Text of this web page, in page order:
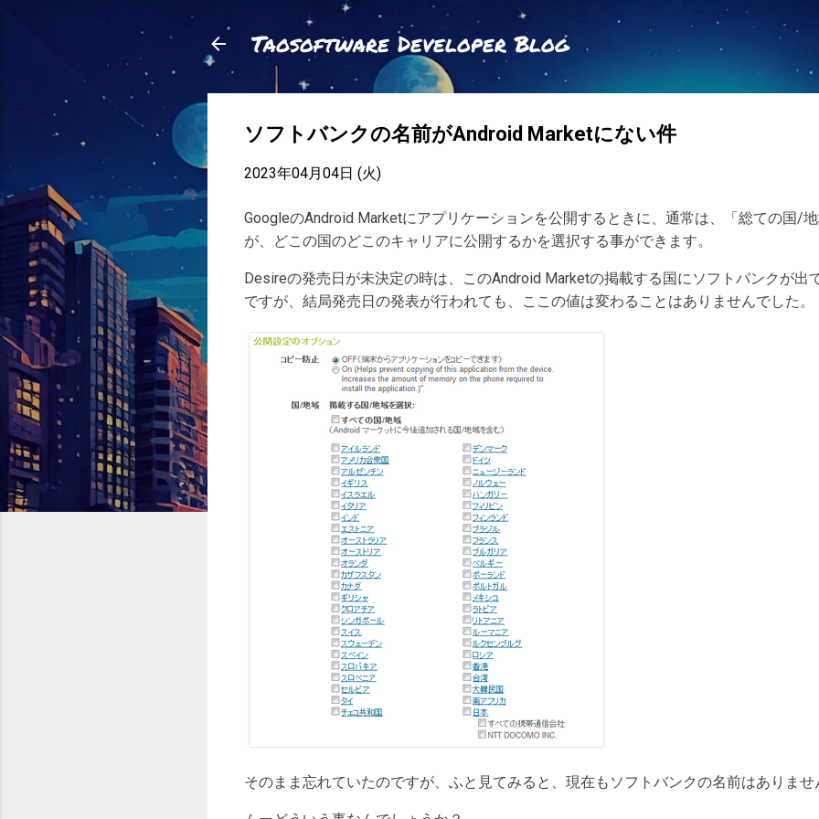
スキップしてメイン コンテンツに移動
Taosoftware Developer Blog
ソフトバンクの名前がAndroid Marketにない件
2023年04月04日 (火)
GoogleのAndroid Marketにアプリケーションを公開するときに、通常は、「総ての国/
が、どこの国のどこのキャリアに公開するかを選択する事ができます。
Desireの発売日が未決定の時は、このAndroid Marketの掲載する国にソフトバンクが出
ですが、結局発売日の発表が行われても、ここの値は変わることはありませんでした。
そのまま忘れていたのですが、ふと見てみると、現在もソフトバンクの名前はありませ